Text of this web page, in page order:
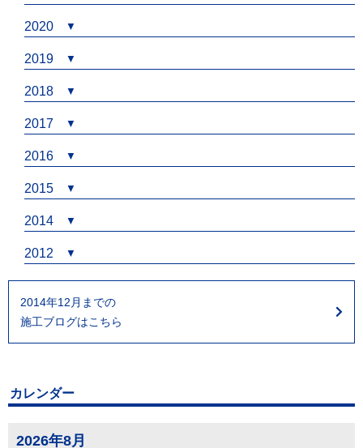
2020
2019
2018
2017
2016
2015
2014
2012
2014年12月までの
施工ブログはこちら
カレンダー
2026年8月